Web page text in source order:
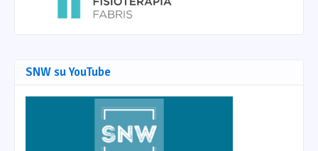
SNW su YouTube